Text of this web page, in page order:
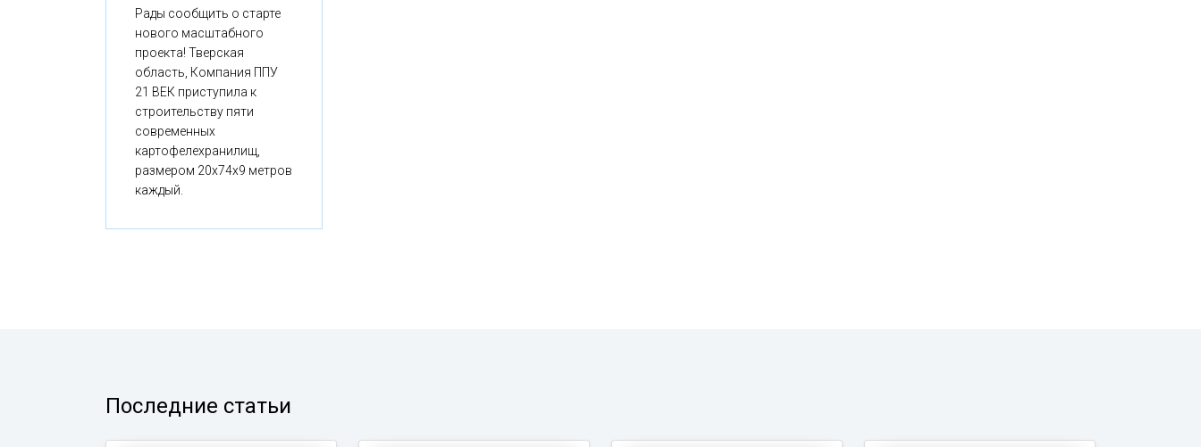
Рады сообщить о старте
нового масштабного
проекта! Тверская
область, Компания ППУ
21 ВЕК приступила к
строительству пяти
современных
картофелехранилищ,
размером 20x74x9 метров
каждый.
Последние статьи